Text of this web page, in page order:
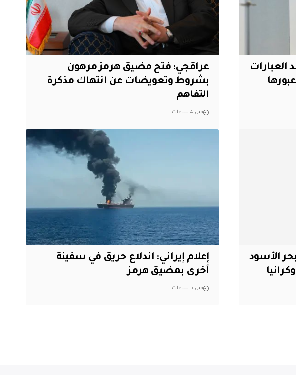
العبارات
عراقجي: فتح مضيق هرمز مرهون
بشروط وتعويضات عن انتهاك مذكرة
التفاهم
قبل 4 ساعات
الأسود
إعلام إيراني: اندلاع حريق في سفينة
أخرى بمضيق هرمز
قبل 5 ساعات